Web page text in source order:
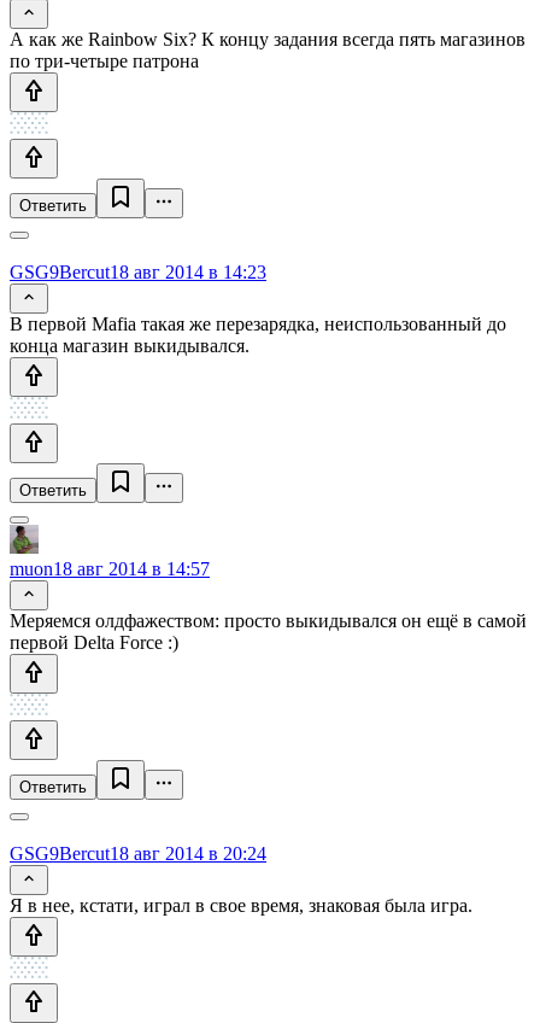
А как же Rainbow Six? К концу задания всегда пять магазинов
по три-четыре патрона
Ответить
GSG9Bercut18 авг 2014 в 14:23
В первой Mafia такая же перезарядка, неиспользованный до
конца магазин выкидывался.
Ответить
muon18 авг 2014 в 14:57
Меряемся олдфажеством: просто выкидывался он ещё в самой
первой Delta Force :)
Ответить
GSG9Bercut18 авг 2014 в 20:24
Я в нее, кстати, играл в свое время, знаковая была игра.